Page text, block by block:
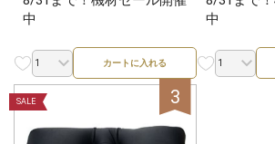
中
カートに入れる
中
SALE